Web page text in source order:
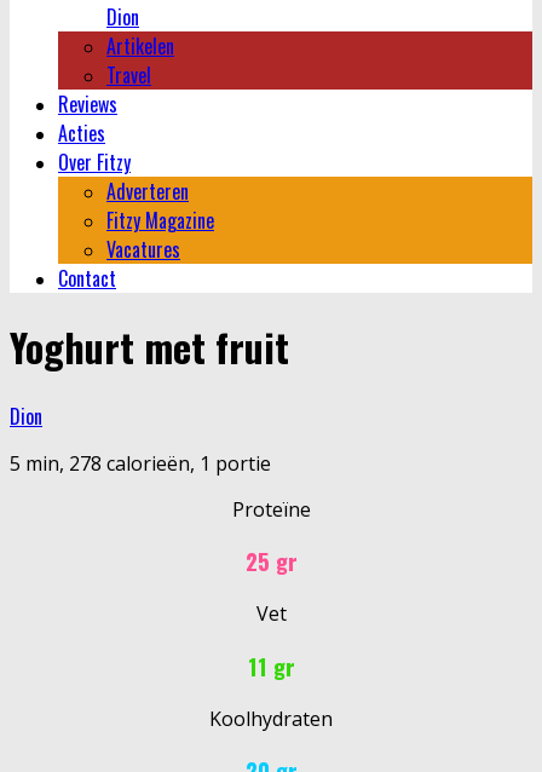
Dion
Artikelen
Travel
Reviews
Acties
Over Fitzy
Adverteren
Fitzy Magazine
Vacatures
Contact
Yoghurt met fruit
Dion
5 min, 278 calorieën, 1 portie
Proteïne
25 gr
Vet
11 gr
Koolhydraten